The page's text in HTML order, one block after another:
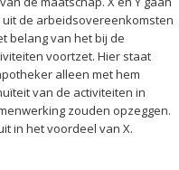
de arbeidsovereenkomsten
belang van het bij de
voortzet. Hier staat
alleen met hem
van de activiteiten in
zouden opzeggen.
in het voordeel van X.